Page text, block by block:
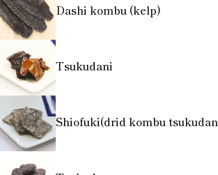
Dashi kombu (kelp)
Tsukudani
Shiofuki(drid kombu